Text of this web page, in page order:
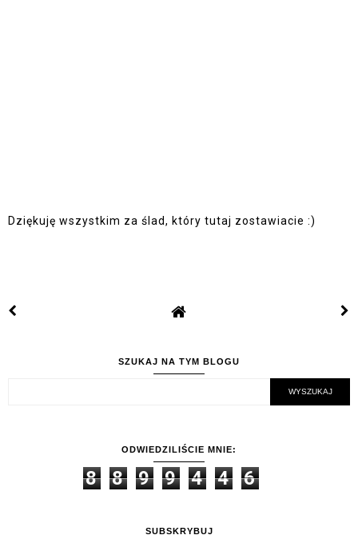
Dziękuję wszystkim za ślad, który tutaj zostawiacie :)
SZUKAJ NA TYM BLOGU
ODWIEDZILIŚCIE MNIE:
8 8 9 9 4 4 6
SUBSKRYBUJ